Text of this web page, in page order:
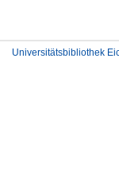
Universitätsbibliothek